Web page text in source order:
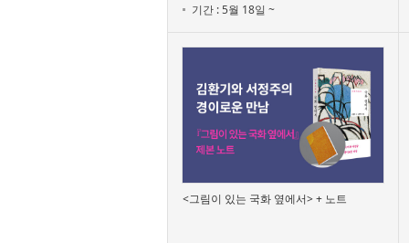
기간 : 5월 18일 ~
<그림이 있는 국화 옆에서> + 노트